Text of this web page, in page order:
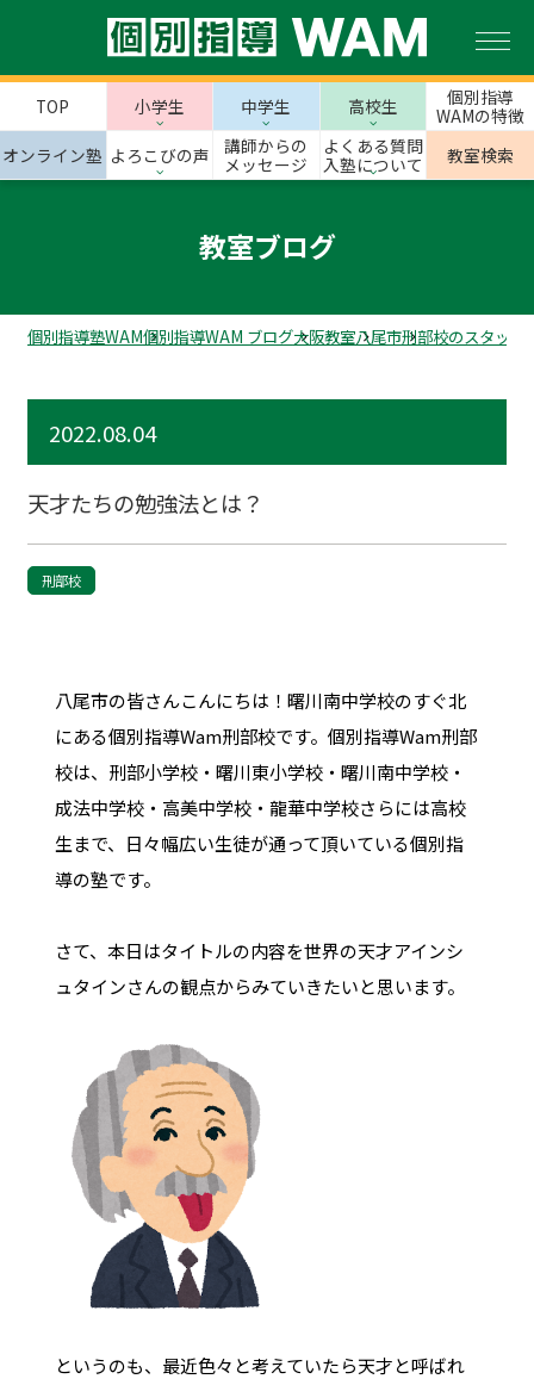
TOP 小学生 中学生 高校生
個別指導
WAMの特徴
オンライン塾 よろこびの声
講師からの
メッセージ
よくある質問
入塾について
教室検索
教室ブログ
個別指導塾WAM個別指導WAM ブログ大阪教室八尾市刑部校のスタッフ
2022.08.04
天才たちの勉強法とは？
刑部校
八尾市の皆さんこんにちは！曙川南中学校のすぐ北
にある個別指導Wam刑部校です。個別指導Wam刑部
校は、刑部小学校・曙川東小学校・曙川南中学校・
成法中学校・高美中学校・龍華中学校さらには高校
生まで、日々幅広い生徒が通って頂いている個別指
導の塾です。
さて、本日はタイトルの内容を世界の天才アインシ
ュタインさんの観点からみていきたいと思います。
というのも、最近色々と考えていたら天才と呼ばれ